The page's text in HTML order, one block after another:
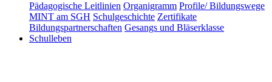
Pädagogische Leitlinien Organigramm Profile/ Bildungswege
MINT am SGH Schulgeschichte Zertifikate
Bildungspartnerschaften Gesangs und Bläserklasse
Schulleben